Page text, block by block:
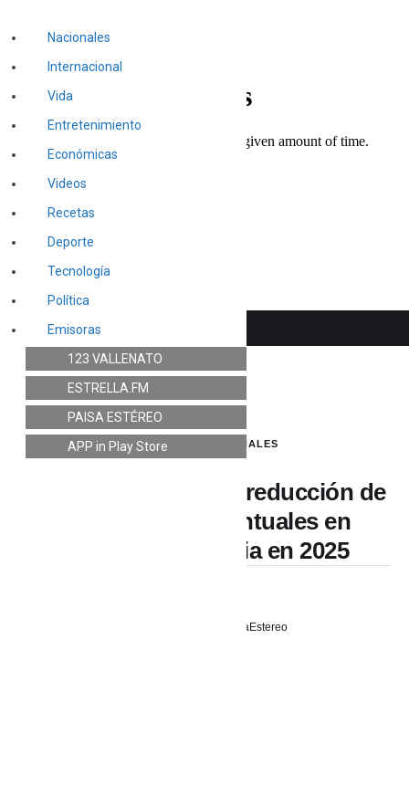
LO ÚLTIMO NACIONALES
Santa Marta registra reducción de
9,3 puntos porcentuales en
pobreza monetaria en 2025
PaisaEstereo
Nacionales
Internacional
Vida
Entretenimiento
Económicas
Videos
Recetas
Deporte
Tecnología
Política
Emisoras
123 VALLENATO
ESTRELLA.FM
PAISA ESTÉREO
APP in Play Store